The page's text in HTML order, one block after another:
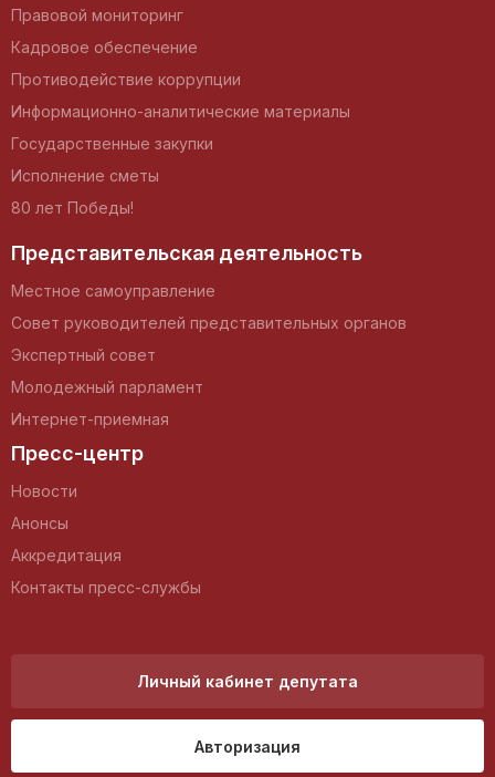
Правовой мониторинг
Кадровое обеспечение
Противодействие коррупции
Информационно-аналитические материалы
Государственные закупки
Исполнение сметы
80 лет Победы!
Представительская деятельность
Местное самоуправление
Совет руководителей представительных органов
Экспертный совет
Молодежный парламент
Интернет-приемная
Пресс-центр
Новости
Анонсы
Аккредитация
Контакты пресс-службы
Личный кабинет депутата
Авторизация